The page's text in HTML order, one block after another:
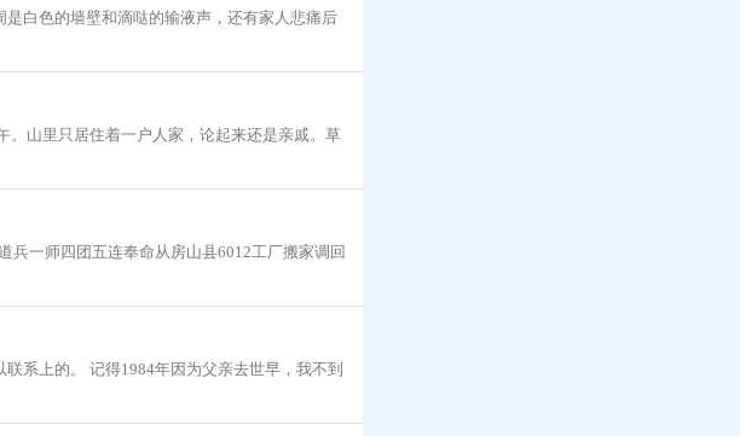
白色的墙壁和滴哒的输液声，还有家人悲痛后
。山里只居住着一户人家，论起来还是亲戚。草
兵一师四团五连奉命从房山县6012工厂搬家调回
系上的。 记得1984年因为父亲去世早，我不到